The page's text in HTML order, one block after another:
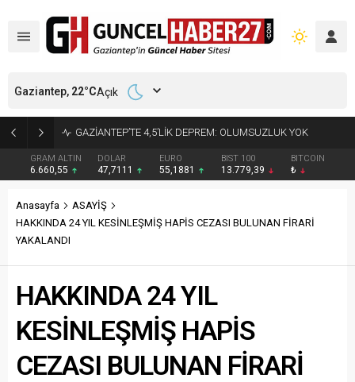
GRAM ALTIN
6.660,55
DOLAR
47,7111
EURO
55,1881
BIST 100
13.779,39
BITCOIN
₺
Gaziantep, 22°CAçık
Anasayfa
ASAYİŞ
HAKKINDA 24 YIL KESİNLEŞMİŞ HAPİS CEZASI BULUNAN FİRARİ
YAKALANDI
HAKKINDA 24 YIL
KESİNLEŞMİŞ HAPİS
CEZASI BULUNAN FİRARİ